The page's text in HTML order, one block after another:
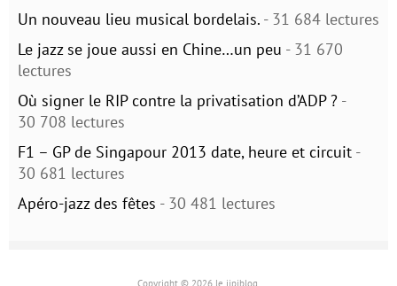
Un nouveau lieu musical bordelais. - 31 684 lectures
Le jazz se joue aussi en Chine…un peu - 31 670
lectures
Où signer le RIP contre la privatisation d’ADP ? -
30 708 lectures
F1 – GP de Singapour 2013 date, heure et circuit -
30 681 lectures
Apéro-jazz des fêtes - 30 481 lectures
Copyright © 2026 le jipiblog.